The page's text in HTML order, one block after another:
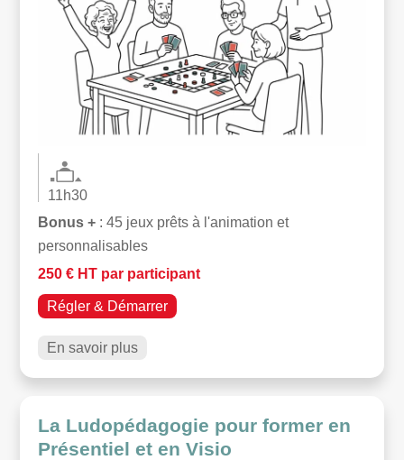
11h30
Bonus + : 45 jeux prêts à l'animation et
personnalisables
250 € HT par participant
Régler & Démarrer
En savoir plus
La Ludopédagogie pour former en
Présentiel et en Visio